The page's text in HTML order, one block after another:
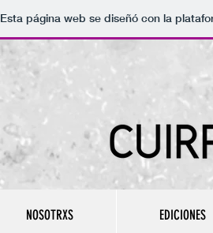
Esta página web se diseñó con la
NOSOTRXS EDICIONES